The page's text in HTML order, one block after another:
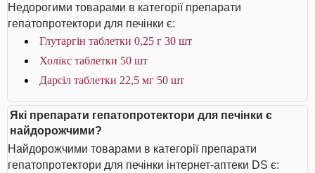
Недорогими товарами в категорії препарати
гепатопротектори для печінки є:
Глутаргін таблетки 0,25 г 30 шт
Холікс таблетки 50 шт
Дарсіл таблетки 22,5 мг 50 шт
Які препарати гепатопротектори для печінки є
найдорожчими?
Найдорожчими товарами в категорії препарати
гепатопротектори для печінки інтернет-аптеки DS є: